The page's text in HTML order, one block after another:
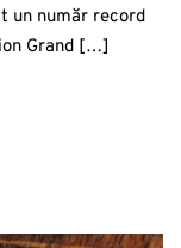
un număr record
Grand […]